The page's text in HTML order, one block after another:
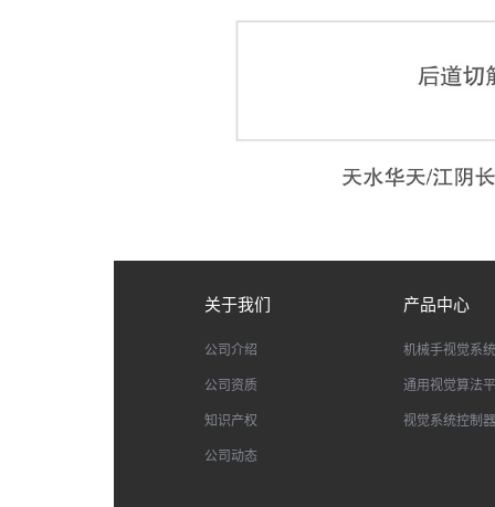
关于我们
公司介绍
公司资质
知识产权
公司动态
产品中心
机械手视觉系统
通用视觉算法
视觉系统控制器